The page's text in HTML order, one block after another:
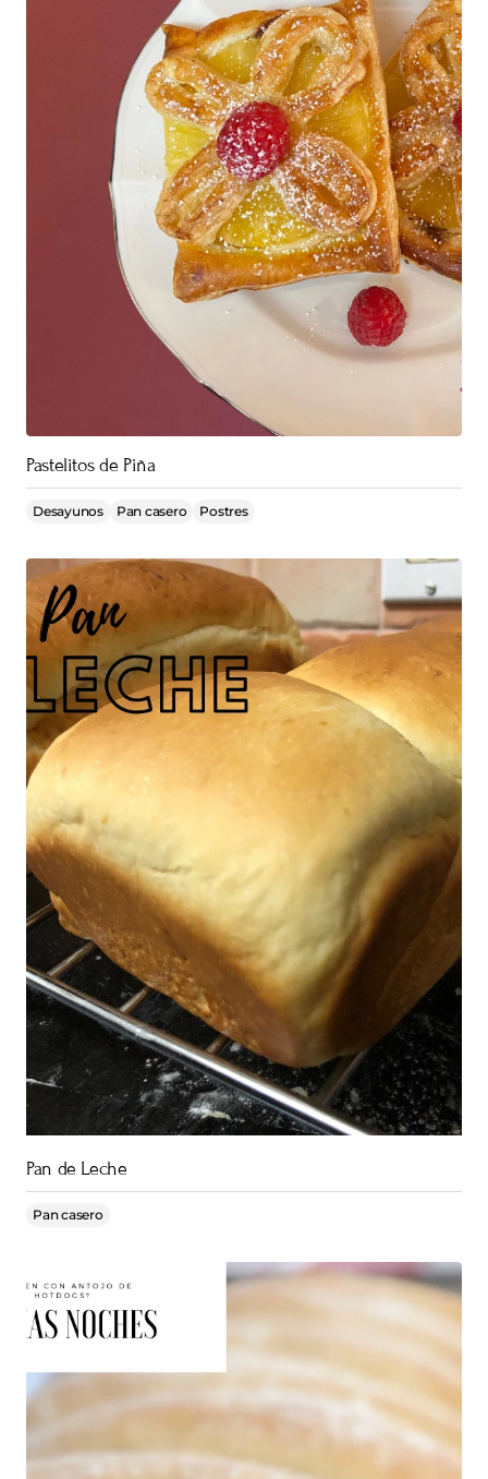
Pastelitos de Piña
Desayunos Pan casero Postres
Pan de Leche
Pan casero